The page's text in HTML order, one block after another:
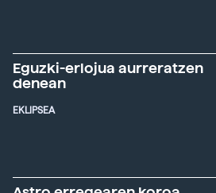
Eguzki-erlojua aurreratzen
denean
EKLIPSEA